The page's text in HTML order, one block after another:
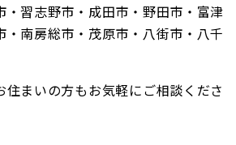
・習志野市・成田市・野田市・富津
・南房総市・茂原市・八街市・八千
まいの方もお気軽にご相談くださ